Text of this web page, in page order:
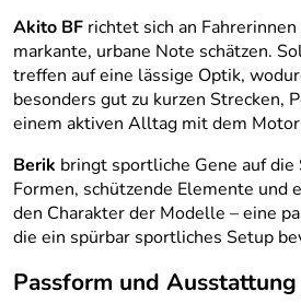
Akito BF richtet sich an
markante, urbane Note schätzen.
treffen auf eine lässige Optik,
besonders gut zu kurzen Strecken,
einem aktiven Alltag mit dem
Berik bringt sportliche Gene auf die
Formen, schützende Elemente und
den Charakter der Modelle – eine
die ein spürbar sportliches Setup
Passform und